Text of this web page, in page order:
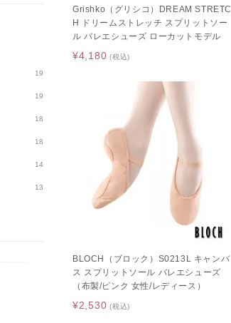
19
19
18
18
14
13
Grishko（グリシコ）DREAM STRETC
H ドリームストレッチ スプリットソー
ル バレエシューズ ローカットモデル
¥4,180 (税込)
BLOCH（ブロック）S0213L キャンバ
ス スプリットソール バレエシューズ
（布製/ピンク 女性/レディース）
¥2,530 (税込)